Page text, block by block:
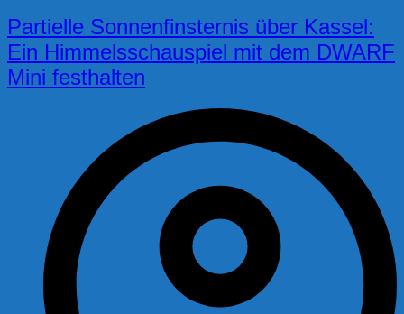
Partielle Sonnenfinsternis über Kassel:
Ein Himmelsschauspiel mit dem DWARF
Mini festhalten